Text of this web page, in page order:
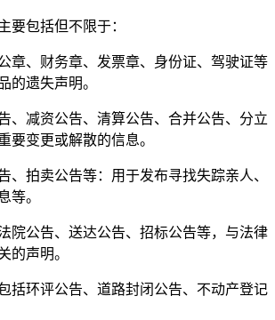
要包括但不限于：
章、财务章、发票章、身份证、驾驶证等
的遗失声明。
、减资公告、清算公告、合并公告、分立
要变更或解散的信息。
、拍卖公告等：用于发布寻找失踪亲人、
等。
院公告、送达公告、招标公告等，与法律
的声明。
括环评公告、道路封闭公告、不动产登记